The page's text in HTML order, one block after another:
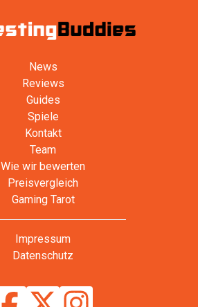
News
Reviews
Guides
Spiele
Kontakt
Team
Wie wir bewerten
Preisvergleich
Gaming Tarot
Impressum
Datenschutz